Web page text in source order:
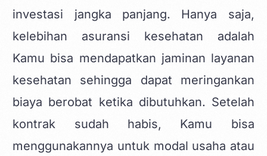
investasi jangka panjang. Hanya saja,
kelebihan asuransi kesehatan adalah
Kamu bisa mendapatkan jaminan layanan
kesehatan sehingga dapat meringankan
biaya berobat ketika dibutuhkan. Setelah
kontrak sudah habis, Kamu bisa
menggunakannya untuk modal usaha atau